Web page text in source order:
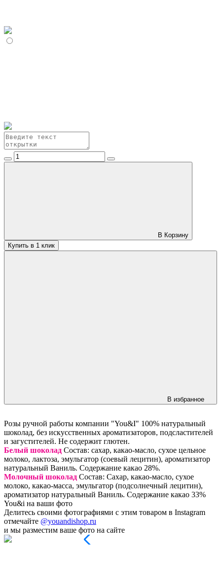
В Корзину
Купить в 1 клик
В избранное
Розы ручной работы компании "You&I" 100% натуральный
шоколад, без искусственных ароматизаторов, подсластителей
и загустителей. Не содержит глютен.
Белый шоколад Состав: сахар, какао-масло, сухое цельное
молоко, лактоза, эмульгатор (соевый лецитин), ароматизатор
натуральный Ваниль. Содержание какао 28%.
Молочный шоколад Состав: Сахар, какао-масло, сухое
молоко, какао-масса, эмульгатор (подсолнечный лецитин),
ароматизатор натуральный Ваниль. Содержание какао 33%
You&i на ваши фото
Делитесь своими фотографиями с этим товаром в Instagram
отмечайте @youandishop.ru
и мы разместим ваше фото на сайте